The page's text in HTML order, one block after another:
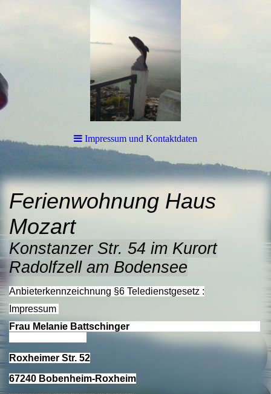
Impressum und Kontaktdaten
Ferienwohnung Haus
Mozart
Konstanzer Str. 54 im Kurort
Radolfzell am Bodensee
Anbieterkennzeichnung §6 Teledienstgesetz :
Impressum
Frau Melanie Battschinger
Roxheimer Str. 52
67240 Bobenheim-Roxheim